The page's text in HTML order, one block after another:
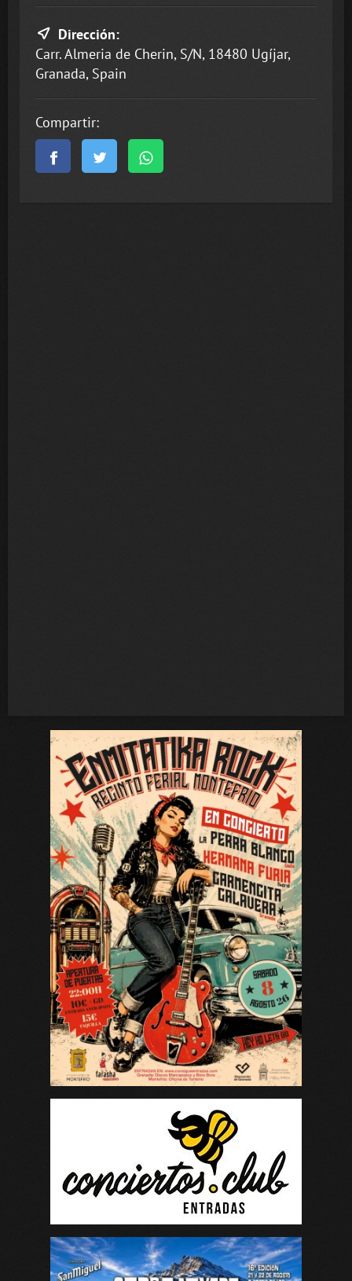
Dirección:
Carr. Almeria de Cherin, S/N, 18480 Ugíjar,
Granada, Spain
Compartir: